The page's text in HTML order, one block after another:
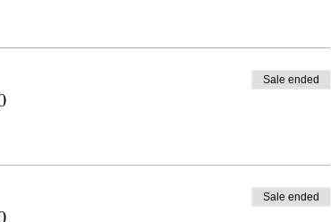
Sale ended
Sale ended